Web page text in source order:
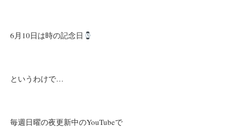
6月10日は時の記念日
というわけで…
毎週日曜の夜更新中のYouTubeで